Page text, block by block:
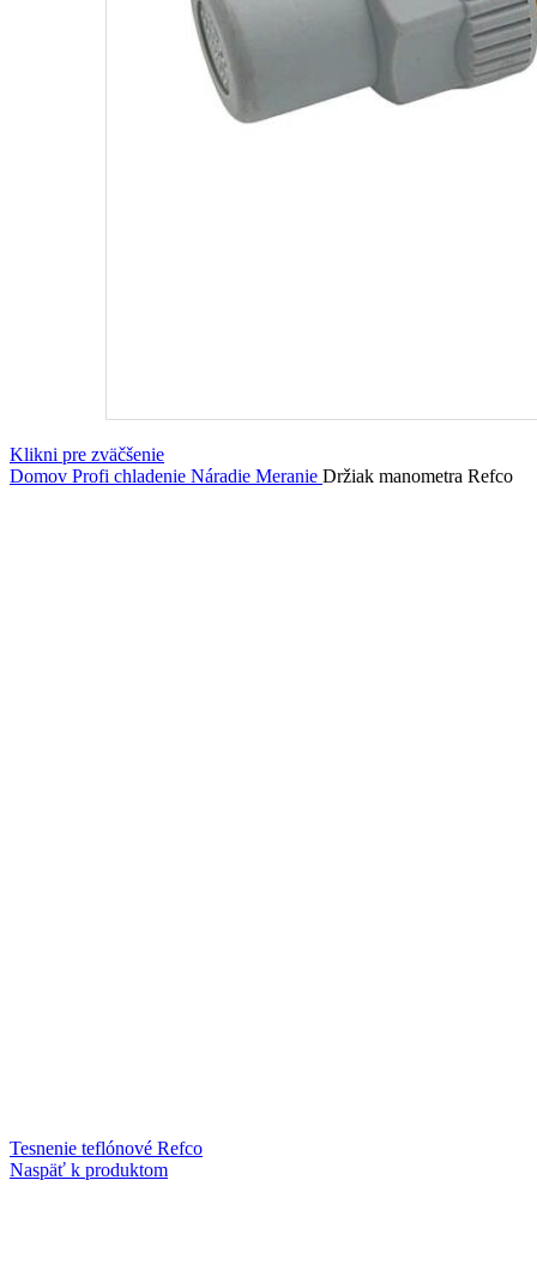
Klikni pre zväčšenie
Domov Profi chladenie Náradie Meranie Držiak manometra Refco
Tesnenie teflónové Refco
Naspäť k produktom